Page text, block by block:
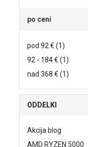
po ceni
pod 92 € (1)
92 - 184 € (1)
nad 368 € (1)
ODDELKI
Akcija blog
AMD RYZEN 5000